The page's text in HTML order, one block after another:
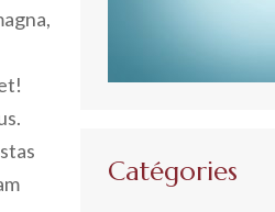
Catégories